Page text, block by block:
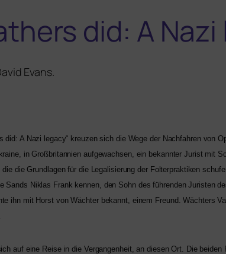
did: A
Evans.
did: A Nazi lega­cy“ kreu­zen sich die Wege der Nachfahren von
in Großbritannien auf­ge­wach­sen, ein bekann­ter Jurist mit
die Grundlagen für die Legalisierung der Folterpraktiken
Sands Niklas Frank ken­nen, den Sohn des füh­ren­den Juristen
ihn mit Horst von Wächter bekannt, einem Freund. Wächters
auf eine Reise in die Vergangenheit, an die­sen Ort. Die